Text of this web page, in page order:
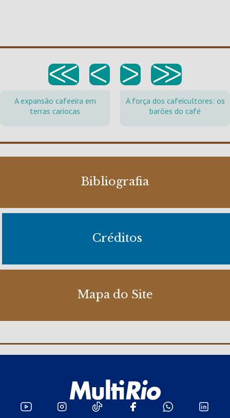
<< < > >>
A expansão cafeeira em
terras cariocas
A força dos cafeicultores: os
barões do café
Bibliografia
Créditos
Mapa do Site